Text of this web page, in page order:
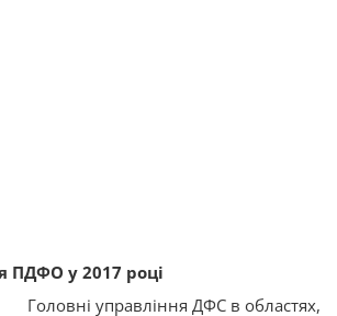
ПДФО у 2017 році
Головні управління ДФС в областях,